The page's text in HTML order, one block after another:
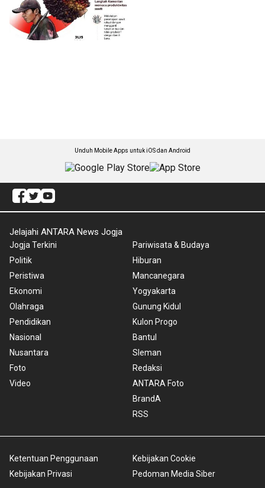
Unduh Mobile Apps untuk iOS dan Android
Jelajahi ANTARA News Jogja
Jogja Terkini
Politik
Peristiwa
Ekonomi
Olahraga
Pendidikan
Nasional
Nusantara
Foto
Video
Pariwisata & Budaya
Hiburan
Mancanegara
Yogyakarta
Gunung Kidul
Kulon Progo
Bantul
Sleman
Redaksi
ANTARA Foto
BrandA
RSS
Ketentuan Penggunaan
Kebijakan Privasi
Kebijakan Cookie
Pedoman Media Siber